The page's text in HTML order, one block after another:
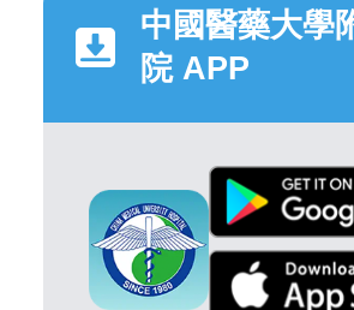
中國醫藥大學
院 APP